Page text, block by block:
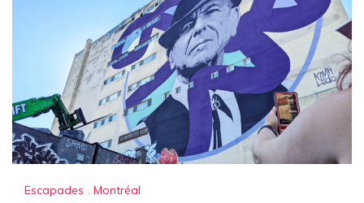
Escapades Montréal